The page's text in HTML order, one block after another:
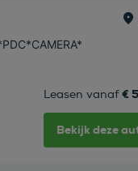
Leasen vanaf €
Bekijk deze